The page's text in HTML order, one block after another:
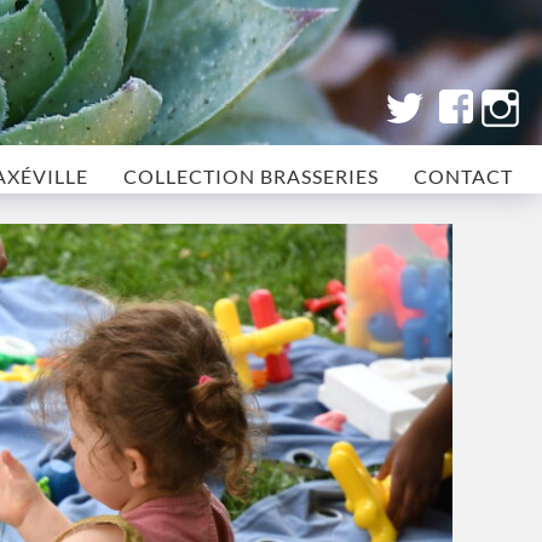
COLLECTION BRASSERIES CONTACT